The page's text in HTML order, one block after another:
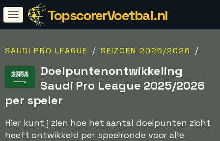
TopscorerVoetbal.nl
SAUDI PRO LEAGUE / SEIZOEN 2025/2026 /
Doelpuntenontwikkeling
Saudi Pro League 2025/2026
per speler
Hier kunt j zien hoe het aantal doelpunten zicht
heeft ontwikkeld per speelronde voor alle